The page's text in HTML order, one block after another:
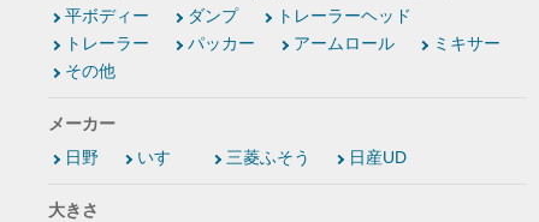
平ボディー
ダンプ
トレーラーヘッド
トレーラー
パッカー アームロール
ミキサー
その他
メーカー
日野
いすゞ 三菱ふそう 日産UD
大きさ